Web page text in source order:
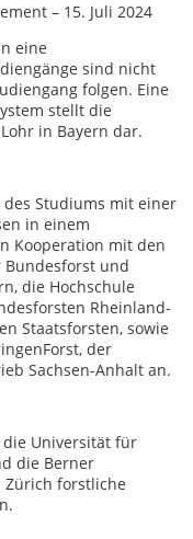
– 15. Juli 2024
eine
sind nicht
folgen. Eine
stellt die
in Bayern dar.
Studiums mit einer
in einem
Kooperation mit den
Bundesforst und
die Hochschule
Rheinland-
Staatsforsten, sowie
der
Sachsen-Anhalt an.
Universität für
die Berner
Zürich forstliche